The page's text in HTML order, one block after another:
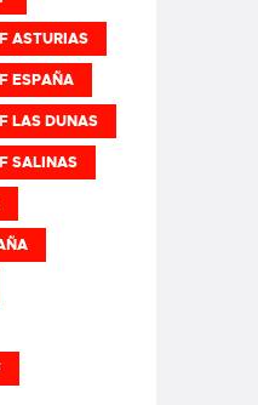
ASTURIAS
ESPAÑA
LAS DUNAS
SALINAS